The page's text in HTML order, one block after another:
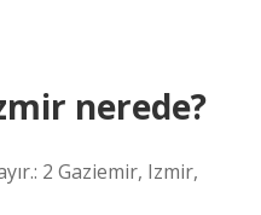
nerede?
2 Gaziemir, Izmir,